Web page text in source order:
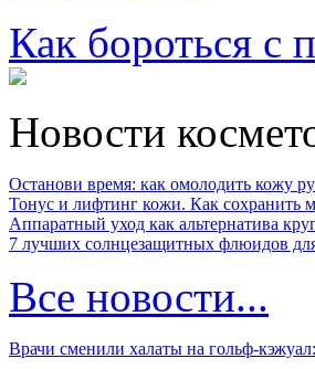
Как бороться с
Новости
Останови время: как омолодить кожу
Тонус и лифтинг кожи. Как сохранить
Аппаратный уход как альтернатива
7 лучших солнцезащитных флюидов
Все новости...
Врачи сменили халаты на гольф-